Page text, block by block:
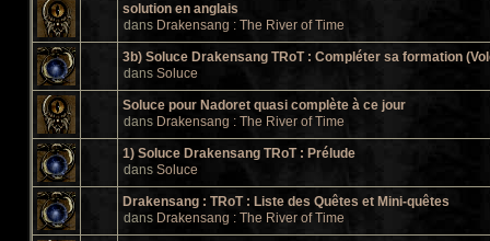
solution en anglais
dans Drakensang : The River of Time
3b) Soluce Drakensang TRoT : Compléter sa formation
dans Soluce
Soluce pour Nadoret quasi complète à ce jour
dans Drakensang : The River of Time
1) Soluce Drakensang TRoT : Prélude
dans Soluce
Drakensang : TRoT : Liste des Quêtes et Mini-quêtes
dans Drakensang : The River of Time